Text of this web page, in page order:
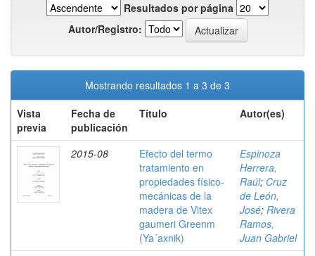
Resultados por página
Autor/Registro:
Mostrando resultados 1 a 3 de 3
Vista
previa
Fecha de
publicación
Título Autor(es)
2015-08
Efecto del termo
tratamiento en
propiedades físico-
mecánicas de la
madera de Vitex
gaumeri Greenm
(Ya´axnik)
Espinoza
Herrera,
Raúl; Cruz
de León,
José; Rivera
Ramos,
Juan Gabriel